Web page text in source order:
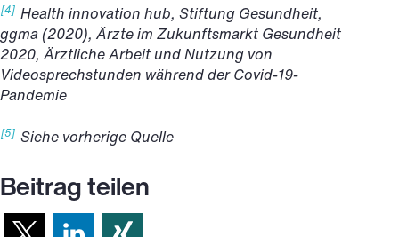
[4] Health innovation hub, Stiftung Gesundheit,
ggma (2020), Ärzte im Zukunftsmarkt Gesundheit
2020, Ärztliche Arbeit und Nutzung von
Videosprechstunden während der Covid-19-
Pandemie
[5] Siehe vorherige Quelle
Beitrag teilen